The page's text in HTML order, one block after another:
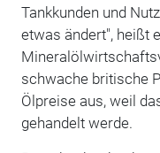
Tankkunden und
etwas ändert", heißt
schwache britische
Ölpreise aus, weil
gehandelt werde.